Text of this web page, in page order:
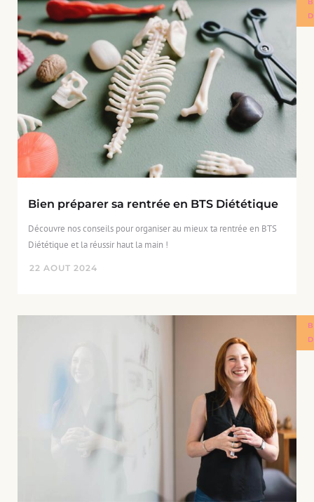
Bien préparer sa rentrée en BTS Diététique
Découvre nos conseils pour organiser au mieux ta rentrée en BTS
Diététique et la réussir haut la main !
22 AOUT 2024